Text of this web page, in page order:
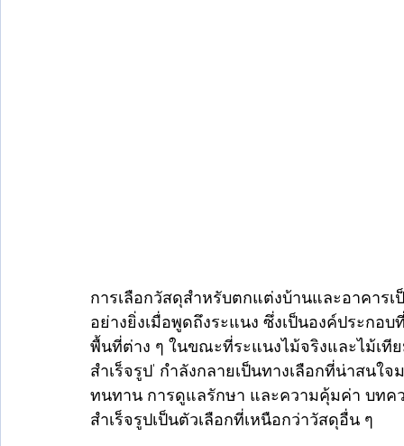
การเลือกวัสดุสำหรับตกแต่งบ้านและอาคาร
อย่างยิ่งเมื่อพูดถึงระแนง ซึ่งเป็นองค์ประกอ
พื้นที่ต่าง ๆ ในขณะที่ระแนงไม้จริงและไม้เที
สำเร็จรูป' กำลังกลายเป็นทางเลือกที่น่าสน
ทนทาน การดูแลรักษา และความคุ้มค่า บทค
สำเร็จรูปเป็นตัวเลือกที่เหนือกว่าวัสดุอื่น ๆ